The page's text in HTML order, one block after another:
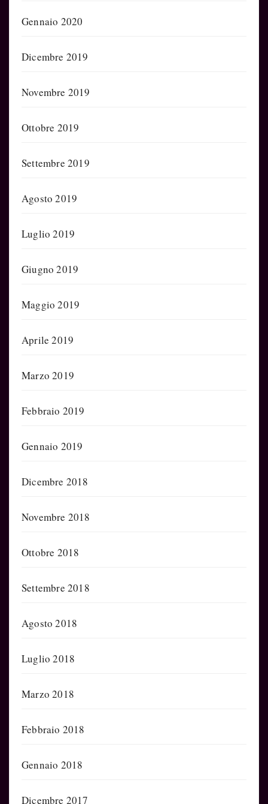
Gennaio 2020
Dicembre 2019
Novembre 2019
Ottobre 2019
Settembre 2019
Agosto 2019
Luglio 2019
Giugno 2019
Maggio 2019
Aprile 2019
Marzo 2019
Febbraio 2019
Gennaio 2019
Dicembre 2018
Novembre 2018
Ottobre 2018
Settembre 2018
Agosto 2018
Luglio 2018
Marzo 2018
Febbraio 2018
Gennaio 2018
Dicembre 2017